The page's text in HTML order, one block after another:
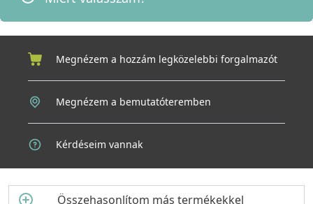
Megnézem a hozzám legközelebbi forgalmazót
Megnézem a bemutatóteremben
Kérdéseim vannak
Összehasonlítom más termékekkel